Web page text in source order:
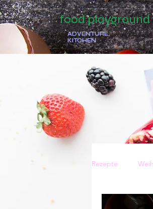
food.playground
ADVENTURE
KITCHEN
Rezepte
Traditionell